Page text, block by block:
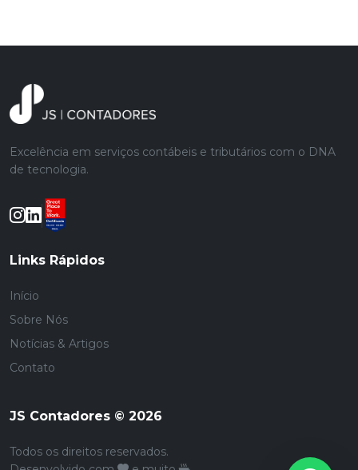
Excelência em serviços contábeis e tributários com o DNA
de tecnologia.
Links Rápidos
Início
Sobre Nós
Notícias & Artigos
Contato
JS Contadores © 2026
Todos os direitos reservados.